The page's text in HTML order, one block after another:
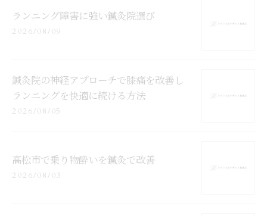
ランニング障害に強い鍼灸院選び
2026/08/09
鍼灸院の神経アプローチで膝痛を改善し
ランニングを快適に続ける方法
2026/08/05
高松市で乗り物酔いを鍼灸で改善
2026/08/03